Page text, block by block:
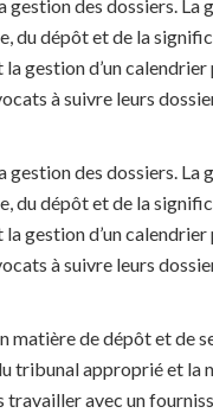
des dossiers. La
du dépôt et de la
la gestion d’un
à suivre leurs
des dossiers. La
du dépôt et de la
la gestion d’un
à suivre leurs
matière de dépôt et de
tribunal approprié et la
travailler avec un